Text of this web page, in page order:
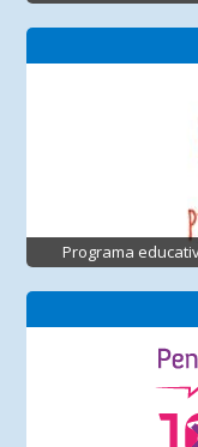
Programa